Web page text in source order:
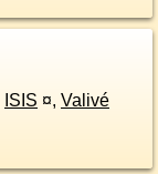
ISIS ¤, Valivé